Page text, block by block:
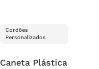
Cordões
Personalizados
Caneta Plástica